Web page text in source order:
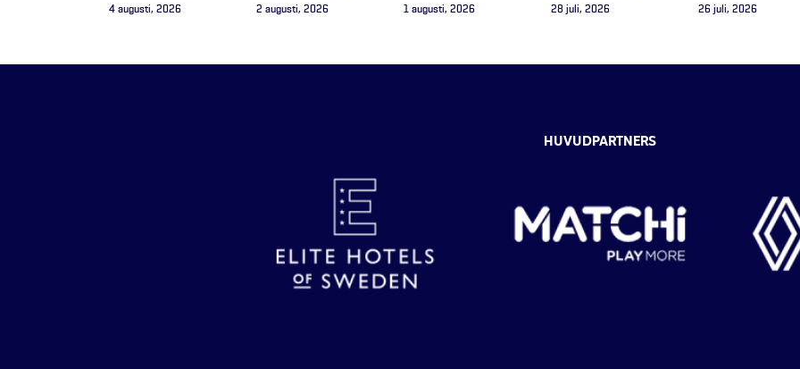
4 augusti, 2026 2 augusti, 2026 1 augusti, 2026 28 juli, 2026 26 juli, 2026
HUVUDPARTNERS